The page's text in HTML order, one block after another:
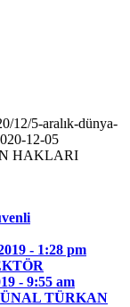
12/5-aralık-dünya-
12-05
HAKLARI
- 1:28 pm
- 9:55 am
TÜRKAN